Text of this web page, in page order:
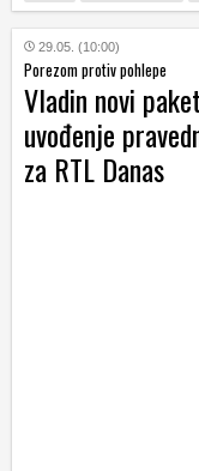
29.05. (10:00)
Porezom protiv pohlepe
Vladin novi
uvođenje
za RTL Danas